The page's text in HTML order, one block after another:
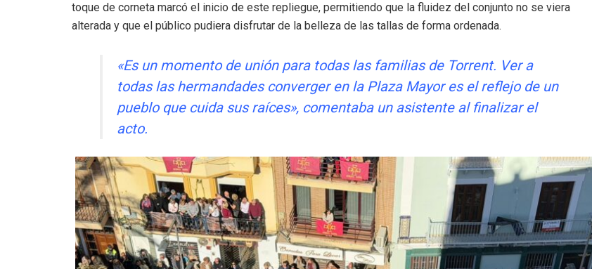
toque de corneta marcó el inicio de este repliegue, permitiendo que la fluidez del conjunto no se viera
alterada y que el público pudiera disfrutar de la belleza de las tallas de forma ordenada.
«Es un momento de unión para todas las familias de Torrent. Ver a
todas las hermandades converger en la Plaza Mayor es el reflejo de un
pueblo que cuida sus raíces», comentaba un asistente al finalizar el
acto.